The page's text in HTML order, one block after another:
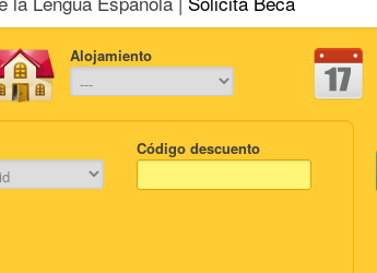
Alojamiento
Código descuento